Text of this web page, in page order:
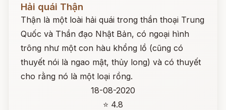
Hải quái Thận
Thận là một loài hải quái trong thần thoại Trung
Quốc và Thần đạo Nhật Bản, có ngoại hình
trông như một con hàu khổng lồ (cũng có
thuyết nói là ngao mật, thủy long) và có thuyết
cho rằng nó là một loại rồng.
18-08-2020
⭐ 4.8